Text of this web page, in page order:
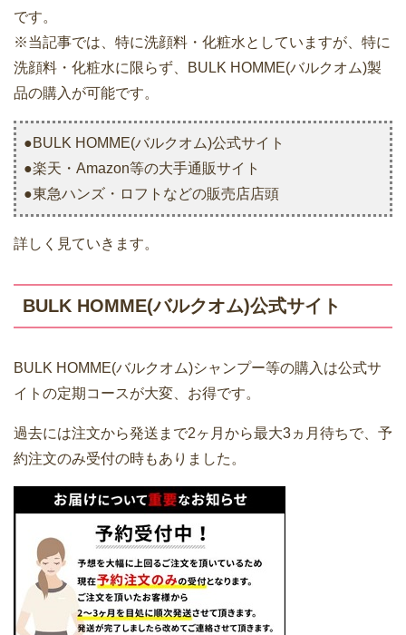
です。
※当記事では、特に洗顔料・化粧水としていますが、特に
洗顔料・化粧水に限らず、BULK HOMME(バルクオム)製
品の購入が可能です。
●BULK HOMME(バルクオム)公式サイト
●楽天・Amazon等の大手通販サイト
●東急ハンズ・ロフトなどの販売店店頭
詳しく見ていきます。
BULK HOMME(バルクオム)公式サイト
BULK HOMME(バルクオム)シャンプー等の購入は公式サ
イトの定期コースが大変、お得です。
過去には注文から発送まで2ヶ月から最大3ヵ月待ちで、予
約注文のみ受付の時もありました。